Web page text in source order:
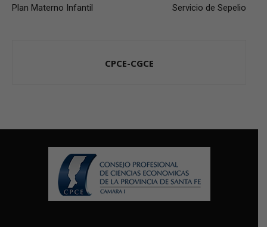
Plan Materno Infantil Servicio de Sepelio
CPCE-CGCE